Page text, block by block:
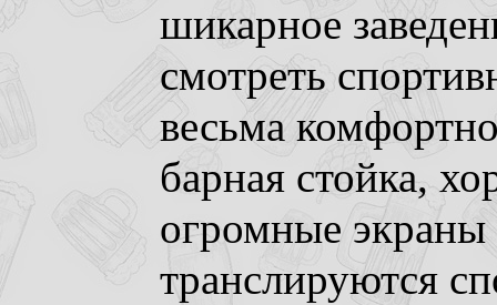
шикарное
смотреть
весьма
барная стойка,
огромные
транслируются